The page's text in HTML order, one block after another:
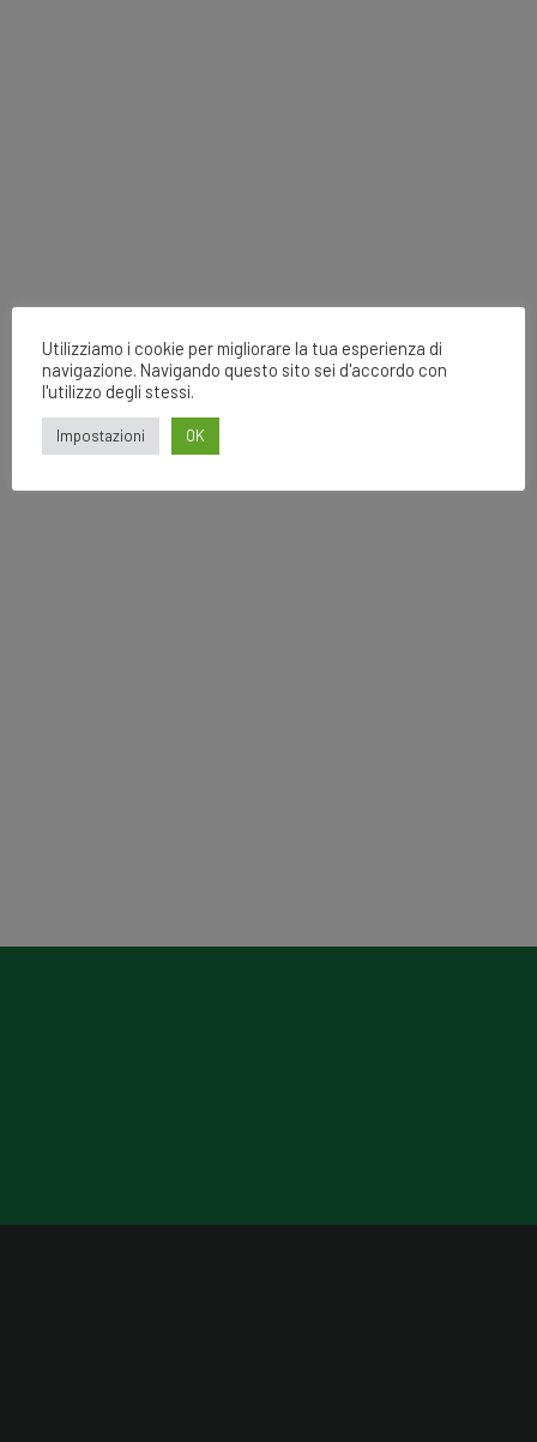
Utilizziamo i cookie per migliorare la tua esperienza di
navigazione. Navigando questo sito sei d'accordo con
l'utilizzo degli stessi.
Impostazioni OK